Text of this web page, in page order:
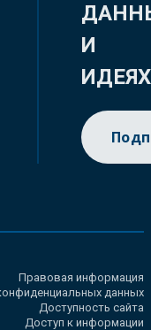
И
ИДЕЯХ
Правовая информация
данных
Доступность сайта
Доступ к информации